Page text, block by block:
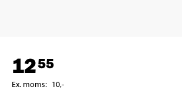
1255
Ex. moms: 10,-